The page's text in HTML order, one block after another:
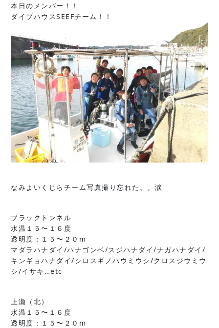
本日のメンバー！！
ダイブハウスSEEFチーム！！
なみよいくじらチーム写真撮り忘れた。。涙
ブラックトンネル
水温１５〜１６度
透明度：１５〜２０m
マダラハナダイ/ハナゴンベ/スジハナダイ/ナガハナダイ/
キンギョハナダイ/シロスギノハウミウシ/クロスジウミウ
シ/イサキ…etc
上瀬（北）
水温１５〜１６度
透明度：１５〜２０m